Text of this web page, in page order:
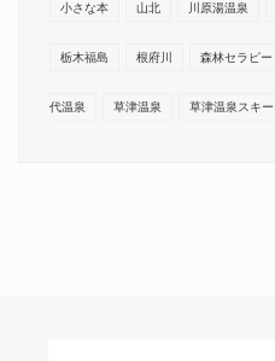
小さな本 山北 川原湯温泉
栃木福島 根府川 森林セラピー
代温泉 草津温泉 草津温泉スキー